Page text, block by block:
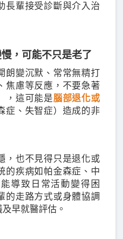
長輩接受診斷與介入治
，可能不只是老了
朗變沉默、常常無精打
焦慮等反應，不要急著
，這可能是腦部退化或
症、失智症）造成的非
，也不見得只是退化或
的疾病如帕金森症、中
導致日常活動變得困
的走路方式或身體協調
早就醫評估。